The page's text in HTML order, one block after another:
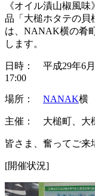
《オイル漬山椒風
品「大槌ホタテの貝
は、NANAK横の肴
します。
日時： 平成29年6
17:00
場所： NANAK横
主催： 大槌町、大
皆さま、奮ってご来
[開催状況]